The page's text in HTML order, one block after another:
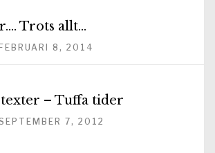
Trots allt…
8, 2014
– Tuffa tider
7, 2012